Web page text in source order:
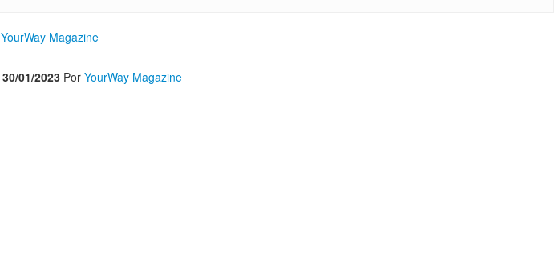
YourWay Magazine
30/01/2023 Por YourWay Magazine